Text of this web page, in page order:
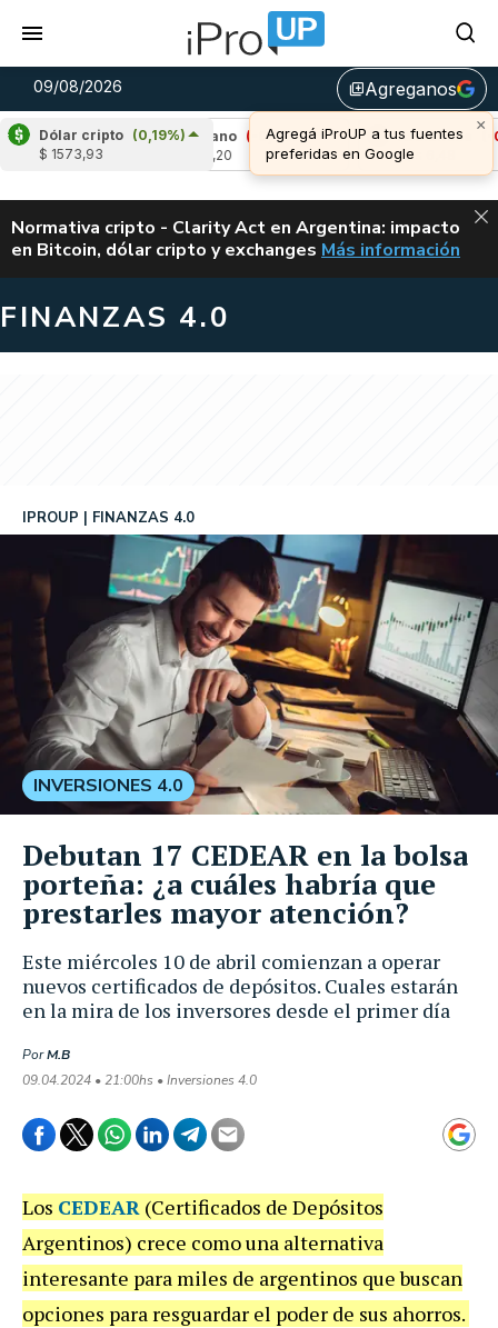
09/08/2026 library_addAgreganos
Dólar cripto (0,19%)
$ 1573,93
Cardano
(-0,02%)
Avalanche (-
u$s 6,48
ALERTA
Normativa cripto - Clarity Act en Argentina: impacto
en Bitcoin, dólar cripto y exchanges CLARITY ACT EN
Más información
FINANZAS 4.0
Este miércoles 10 de abril comienzan a operar
nuevos certificados de depósitos. Cuales estarán
en la mira de los inversores desde el primer día
IPROUP FINANZAS 4.0
PorM.B
09.04.2024 • 21:00hs • Inversiones 4.0
INVERSIONES 4.0
Debutan 17 CEDEAR en la bolsa
porteña: ¿a cuáles habría que
prestarles mayor atención?
Los CEDEAR (Certificados de Depósitos
Argentinos) crece como una alternativa
interesante para miles de argentinos que buscan
opciones para resguardar el poder de sus ahorros.